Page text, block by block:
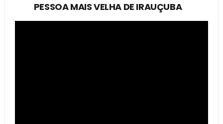
PESSOA MAIS VELHA DE IRAUÇUBA